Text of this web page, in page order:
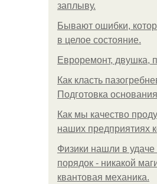
заплыву.
Бывают ошибки,
в целое состояние.
Евроремонт, двушка,
Как класть
Подготовка основания
Как мы качество
наших предприятиях
Физики нашли в
порядок - никакой
квантовая механика.